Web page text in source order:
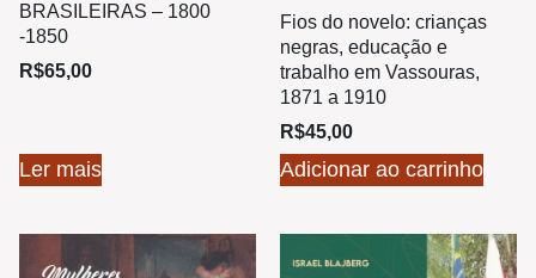
BRASILEIRAS – 1800
-1850
R$65,00
Ler mais
Fios do novelo: crianças
negras, educação e
trabalho em Vassouras,
1871 a 1910
R$45,00
Adicionar ao carrinho